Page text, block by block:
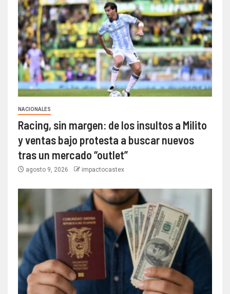
NACIONALES
Racing, sin margen: de los insultos a Milito
y ventas bajo protesta a buscar nuevos
tras un mercado “outlet”
agosto 9, 2026 impactocastex